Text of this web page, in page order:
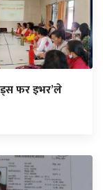
फर इभर’ले